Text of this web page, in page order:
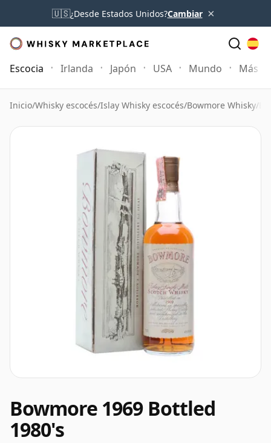
🇺🇸¿Desde Estados Unidos?Cambiar ×
Escocia Irlanda Japón USA Mundo Más
Inicio/Whisky escocés/Islay Whisky escocés/Bowmore Whisky/
Bowmore 1969 Bottled
1980's